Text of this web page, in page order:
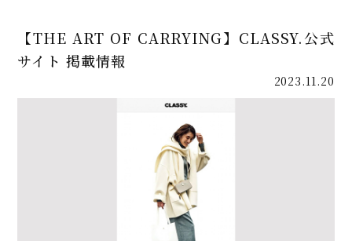
【THE ART OF CARRYING】CLASSY.公式
サイト 掲載情報
2023.11.20